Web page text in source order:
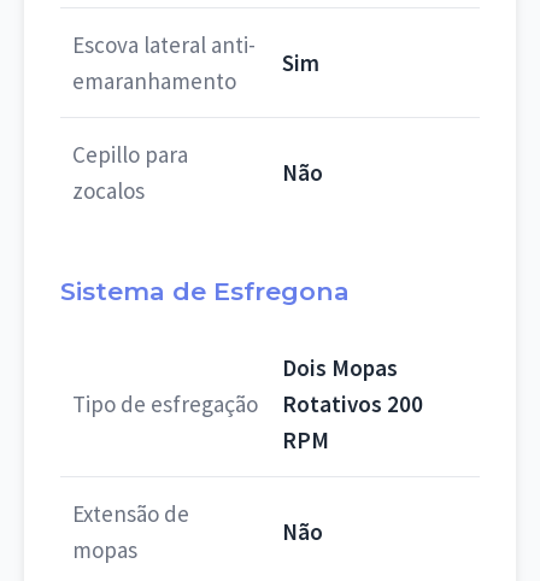
Escova lateral anti-
emaranhamento
Sim
Cepillo para
zocalos
Não
Sistema de Esfregona
Tipo de esfregação
Dois Mopas
Rotativos 200
RPM
Extensão de
mopas
Não